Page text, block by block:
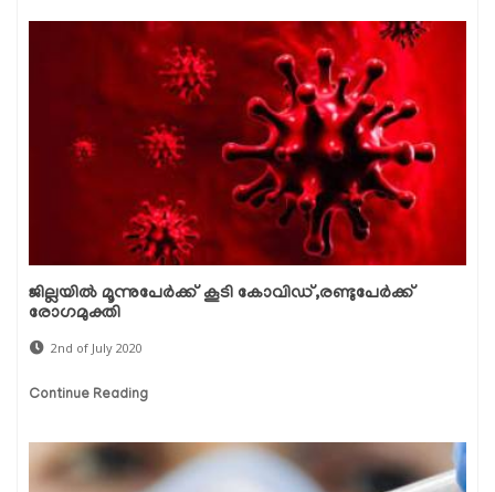
ജില്ലയില്‍ മൂന്നുപേര്‍ക്ക് കൂടി കോവിഡ്,രണ്ടുപേര്‍ക്ക്
രോഗമുക്തി
2nd of July 2020
Continue Reading